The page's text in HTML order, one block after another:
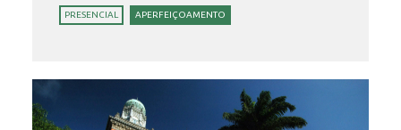
PRESENCIAL APERFEIÇOAMENTO